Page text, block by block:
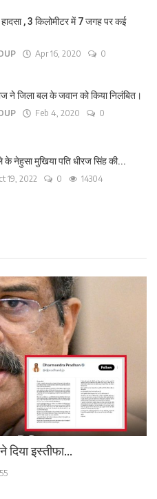
, 3 किलोमीटर में 7 जगह पर कई
Apr 16, 2020
0
ने जिला बल के जवान को किया निलंबित।
Feb 4, 2020
0
के नेहुसा मुखिया पति धीरज सिंह की...
19, 2022 0 14304
दिया इस्तीफा...
55